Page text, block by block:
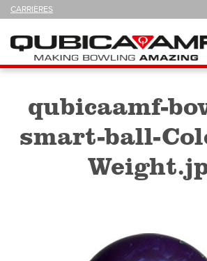
CARRIÈRES
NOUS
Navigation
qubicaamf-
smart-ball-